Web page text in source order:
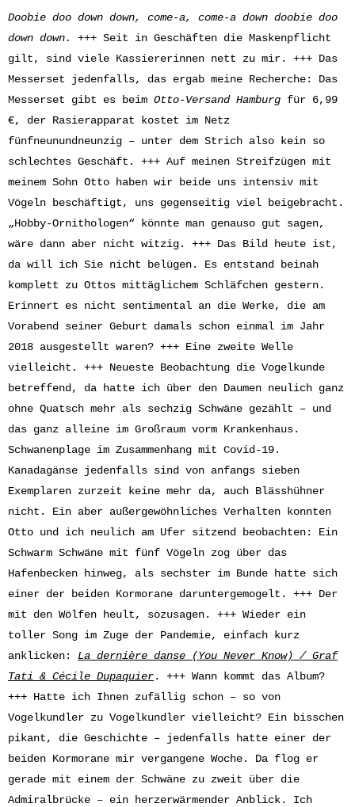
Doobie doo down down, come-a, come-a down doobie doo
down down.
+++ Seit in Geschäften die Maskenpflicht
gilt, sind viele Kassiererinnen nett zu mir. +++ Das
Messerset jedenfalls, das ergab meine Recherche: Das
Messerset gibt es beim Otto-Versand Hamburg für 6,99
€, der Rasierapparat kostet im Netz
fünfneunundneunzig – unter dem Strich also kein so
schlechtes Geschäft. +++ Auf meinen Streifzügen mit
meinem Sohn Otto haben wir beide uns intensiv mit
Vögeln beschäftigt, uns gegenseitig viel beigebracht.
„Hobby-Ornithologen“ könnte man genauso gut sagen,
wäre dann aber nicht witzig. +++ Das Bild heute ist,
da will ich Sie nicht belügen. Es entstand beinah
komplett zu Ottos mittäglichem Schläfchen gestern.
Erinnert es nicht sentimental an die Werke, die am
Vorabend seiner Geburt damals schon einmal im Jahr
2018 ausgestellt waren? +++ Eine zweite Welle
vielleicht. +++ Neueste Beobachtung die Vogelkunde
betreffend, da hatte ich über den Daumen neulich ganz
ohne Quatsch mehr als sechzig Schwäne gezählt – und
das ganz alleine im Großraum vorm Krankenhaus.
Schwanenplage im Zusammenhang mit Covid-19.
Kanadagänse jedenfalls sind von anfangs sieben
Exemplaren zurzeit keine mehr da, auch Blässhühner
nicht. Ein aber außergewöhnliches Verhalten konnten
Otto und ich neulich am Ufer sitzend beobachten: Ein
Schwarm Schwäne mit fünf Vögeln zog über das
Hafenbecken hinweg, als sechster im Bunde hatte sich
einer der beiden Kormorane daruntergemogelt. +++ Der
mit den Wölfen heult, sozusagen. +++ Wieder ein
toller Song im Zuge der Pandemie, einfach kurz
anklicken: La dernière danse (You Never Know) / Graf
Tati & Cécile Dupaquier. +++ Wann kommt das Album?
+++ Hatte ich Ihnen zufällig schon – so von
Vogelkundler zu Vogelkundler vielleicht? Ein bisschen
pikant, die Geschichte – jedenfalls hatte einer der
beiden Kormorane mir vergangene Woche. Da flog er
gerade mit einem der Schwäne zu zweit über die
Admiralbrücke – ein herzerwärmender Anblick. Ich